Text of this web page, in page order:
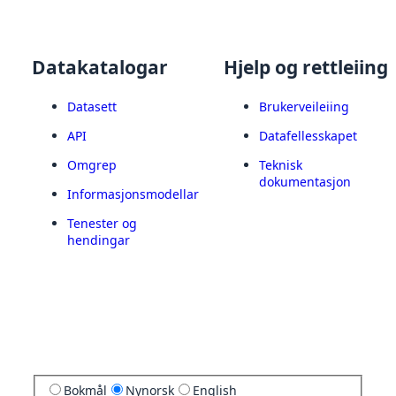
Datakatalogar
Datasett
API
Omgrep
Informasjonsmodellar
Tenester og
hendingar
Hjelp og rettleiing
Brukerveileiing
Datafellesskapet
Teknisk
dokumentasjon
Bokmål Nynorsk English